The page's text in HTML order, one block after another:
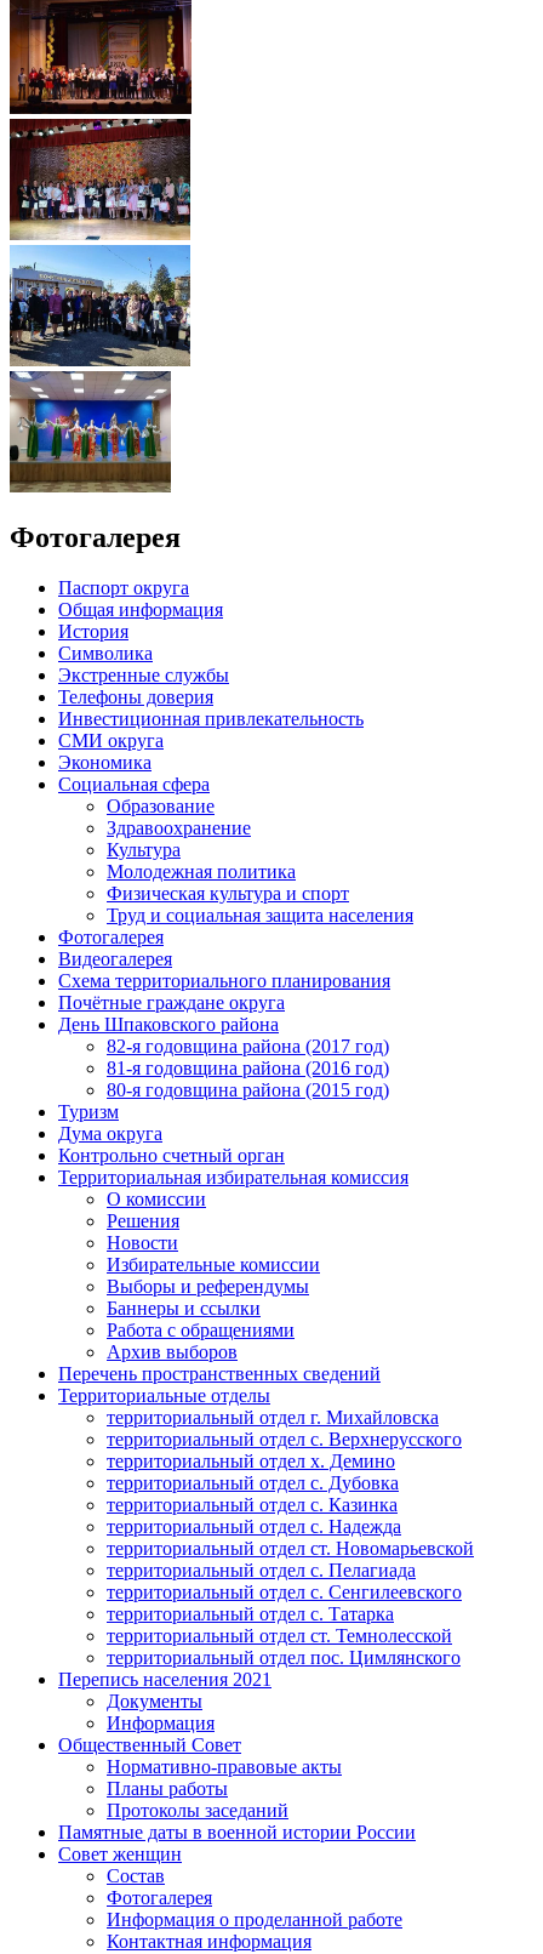
Фотогалерея
Паспорт округа
Общая информация
История
Символика
Экстренные службы
Телефоны доверия
Инвестиционная привлекательность
СМИ округа
Экономика
Социальная сфера
Образование
Здравоохранение
Культура
Молодежная политика
Физическая культура и спорт
Труд и социальная защита населения
Фотогалерея
Видеогалерея
Схема территориального планирования
Почётные граждане округа
День Шпаковского района
82-я годовщина района (2017 год)
81-я годовщина района (2016 год)
80-я годовщина района (2015 год)
Туризм
Дума округа
Контрольно счетный орган
Территориальная избирательная комиссия
О комиссии
Решения
Новости
Избирательные комиссии
Выборы и референдумы
Баннеры и ссылки
Работа с обращениями
Архив выборов
Перечень пространственных сведений
Территориальные отделы
территориальный отдел г. Михайловска
территориальный отдел с. Верхнерусского
территориальный отдел х. Демино
территориальный отдел с. Дубовка
территориальный отдел с. Казинка
территориальный отдел с. Надежда
территориальный отдел ст. Новомарьевской
территориальный отдел с. Пелагиада
территориальный отдел с. Сенгилеевского
территориальный отдел с. Татарка
территориальный отдел ст. Темнолесской
территориальный отдел пос. Цимлянского
Перепись населения 2021
Документы
Информация
Общественный Совет
Нормативно-правовые акты
Планы работы
Протоколы заседаний
Памятные даты в военной истории России
Совет женщин
Состав
Фотогалерея
Информация о проделанной работе
Контактная информация